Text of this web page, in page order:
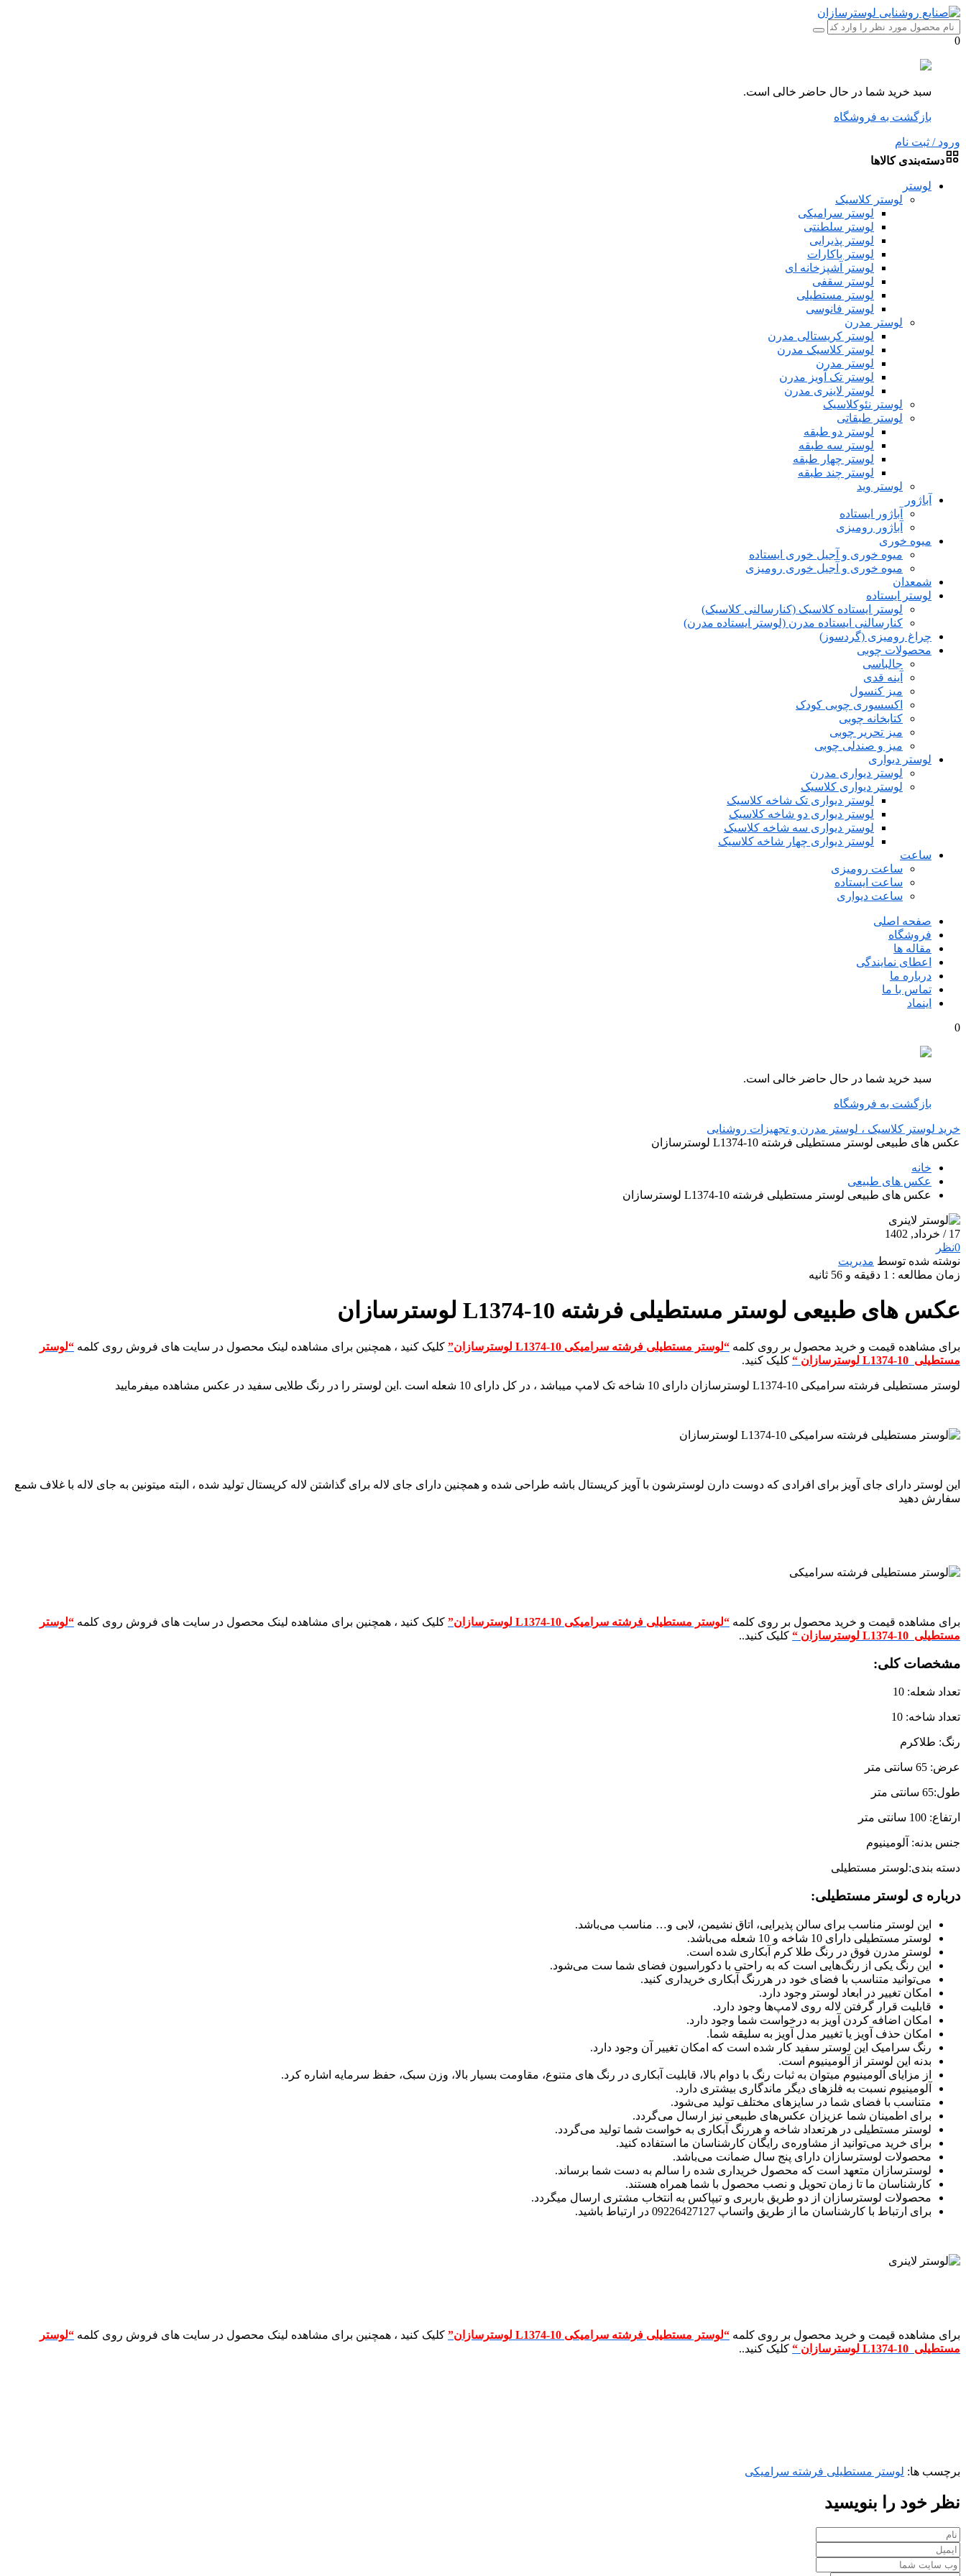
0
سبد خرید شما در حال حاضر خالی است.
بازگشت به فروشگاه
ورود / ثبت نام
دسته‌بندی کالاها
لوستر
لوستر کلاسیک
لوستر سرامیکی
لوستر سلطنتی
لوستر پذیرایی
لوستر باکارات
لوستر آشپزخانه ای
لوستر سقفی
لوستر مستطیلی
لوستر فانوسی
لوستر مدرن
لوستر کریستالی مدرن
لوستر کلاسیک مدرن
لوستر مدرن
لوستر تک آویز مدرن
لوستر لاینری مدرن
لوستر نئوکلاسیک
لوستر طبقاتی
لوستر دو طبقه
لوستر سه طبقه
لوستر چهار طبقه
لوستر چند طبقه
لوستر وید
آباژور
آباژور ایستاده
آباژور رومیزی
میوه خوری
میوه خوری و آجیل خوری ایستاده
میوه خوری و آجیل خوری رومیزی
شمعدان
لوستر ایستاده
لوستر ایستاده کلاسیک (کنارسالنی کلاسیک)
کنارسالنی ایستاده مدرن (لوستر ایستاده مدرن)
چراغ رومیزی (گردسوز)
محصولات چوبی
جالباسی
آینه قدی
میز کنسول
اکسسوری چوبی کودک
کتابخانه چوبی
میز تحریر چوبی
میز و صندلی چوبی
لوستر دیواری
لوستر دیواری مدرن
لوستر دیواری کلاسیک
لوستر دیواری تک شاخه کلاسیک
لوستر دیواری دو شاخه کلاسیک
لوستر دیواری سه شاخه کلاسیک
لوستر دیواری چهار شاخه کلاسیک
ساعت
ساعت رومیزی
ساعت ایستاده
ساعت دیواری
صفحه اصلی
فروشگاه
مقاله ها
اعطای نمایندگی
درباره ما
تماس با ما
اینماد
0
سبد خرید شما در حال حاضر خالی است.
بازگشت به فروشگاه
خرید لوستر کلاسیک ، لوستر مدرن و تجهیزات روشنایی
عکس های طبیعی لوستر مستطیلی فرشته L1374-10 لوسترسازان
خانه
عکس های طبیعی
عکس های طبیعی لوستر مستطیلی فرشته L1374-10 لوسترسازان
17 / خرداد, 1402
0نظر
نوشته شده توسط مدیریت
زمان مطالعه : 1 دقیقه و 56 ثانیه
عکس های طبیعی لوستر مستطیلی فرشته L1374-10 لوسترسازان
برای مشاهده قیمت و خرید محصول بر روی کلمه “لوستر مستطیلی فرشته سرامیکی L1374-10 لوسترسازان” کلیک کنید ، همچنین برای مشاهده لینک محصول در سایت های فروش روی کلمه “لوستر
مستطیلی L1374-10 لوسترسازان
“ کلیک کنید.
لوستر مستطیلی فرشته سرامیکی L1374-10 لوسترسازان دارای 10 شاخه تک لامپ میباشد ، در کل دارای 10 شعله است .این لوستر را در رنگ طلایی سفید در عکس مشاهده میفرمایید
این لوستر دارای جای آویز برای افرادی که دوست دارن لوسترشون با آویز کریستال باشه طراحی شده و همچنین دارای جای لاله برای گذاشتن لاله کریستال تولید شده ، البته میتونین به جای لاله با غلاف شمع
سفارش دهید
برای مشاهده قیمت و خرید محصول بر روی کلمه “لوستر مستطیلی فرشته سرامیکی L1374-10 لوسترسازان” کلیک کنید ، همچنین برای مشاهده لینک محصول در سایت های فروش روی کلمه “لوستر
مستطیلی L1374-10 لوسترسازان
“ کلیک کنید..
مشخصات کلی:
تعداد شعله: 10
تعداد شاخه: 10
رنگ: طلاکرم
عرض: 65 سانتی متر
طول:65 سانتی متر
ارتفاع: 100 سانتی متر
جنس بدنه: آلومینیوم
دسته بندی:لوستر مستطیلی
درباره ی لوستر مستطیلی:
این لوستر مناسب برای سالن پذیرایی، اتاق نشیمن، لابی و… مناسب می‌باشد.
لوستر مستطیلی دارای 10 شاخه و 10 شعله می‌باشد.
لوستر مدرن فوق در رنگ طلا کرم آبکاری شده است.
این رنگ یکی از رنگ‌هایی است که به راحتی با دکوراسیون فضای شما ست می‌شود.
می‌توانید متناسب با فضای خود در هررنگ آبکاری خریداری کنید.
امکان تغییر در ابعاد لوستر وجود دارد.
قابلیت قرار گرفتن لاله روی لامپ‌ها وجود دارد.
امکان اضافه کردن آویز به درخواست شما وجود دارد.
امکان حذف آویز یا تغییر مدل آویز به سلیقه شما.
رنگ سرامیک این لوستر سفید کار شده است که امکان تغییر آن وجود دارد.
بدنه این لوستر از آلومینیوم است.
از مزایای آلومینیوم میتوان به ثبات رنگ با دوام بالا، قابلیت آبکاری در رنگ های متنوع، مقاومت بسیار بالا، وزن سبک، حفظ سرمایه اشاره کرد.
آلومینیوم نسبت به فلزهای دیگر ماندگاری بیشتری دارد.
متناسب با فضای شما در سایزهای مختلف تولید می‌شود.
برای اطمینان شما عزیزان عکس‌های طبیعی نیز ارسال می‌گردد.
لوستر مستطیلی در هرتعداد شاخه و هررنگ آبکاری به خواست شما تولید می‌گردد.
برای خرید می‌توانید از مشاوره‌ی رایگان کارشناسان ما استفاده کنید.
محصولات لوسترسازان دارای پنج سال ضمانت می‌باشد.
لوسترسازان متعهد است که محصول خریداری شده را سالم به دست شما برساند.
کارشناسان ما تا زمان تحویل و نصب محصول با شما همراه هستند.
محصولات لوسترسازان از دو طریق باربری و تیپاکس به انتخاب مشتری ارسال میگردد.
برای ارتباط با کارشناسان ما از طریق واتساپ 09226427127 در ارتباط باشید.
برای مشاهده قیمت و خرید محصول بر روی کلمه “لوستر مستطیلی فرشته سرامیکی L1374-10 لوسترسازان” کلیک کنید ، همچنین برای مشاهده لینک محصول در سایت های فروش روی کلمه “لوستر
مستطیلی L1374-10 لوسترسازان
“ کلیک کنید..
برچسب ها: لوستر مستطیلی فرشته سرامیکی
نظر خود را بنویسید